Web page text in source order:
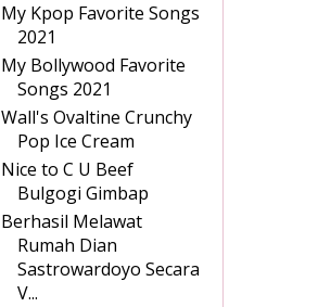
My Kpop Favorite Songs
2021
My Bollywood Favorite
Songs 2021
Wall's Ovaltine Crunchy
Pop Ice Cream
Nice to C U Beef
Bulgogi Gimbap
Berhasil Melawat
Rumah Dian
Sastrowardoyo Secara
V...